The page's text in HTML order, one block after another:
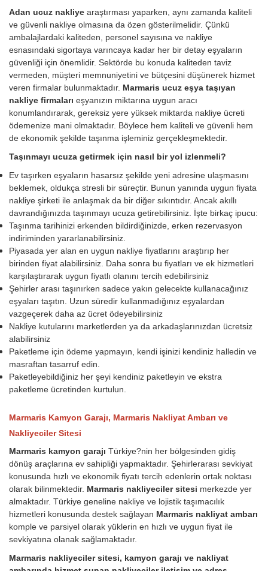
Adan ucuz nakliye araştırması yaparken, aynı zamanda kaliteli
ve güvenli nakliye olmasına da özen gösterilmelidir. Çünkü
ambalajlardaki kaliteden, personel sayısına ve nakliye
esnasındaki sigortaya varıncaya kadar her bir detay eşyaların
güvenliği için önemlidir. Sektörde bu konuda kaliteden taviz
vermeden, müşteri memnuniyetini ve bütçesini düşünerek hizmet
veren firmalar bulunmaktadır. Marmaris ucuz eşya taşıyan
nakliye firmaları eşyanızın miktarına uygun aracı
konumlandırarak, gereksiz yere yüksek miktarda nakliye ücreti
ödemenize mani olmaktadır. Böylece hem kaliteli ve güvenli hem
de ekonomik şekilde taşınma işleminiz gerçekleşmektedir.
Taşınmayı ucuza getirmek için nasıl bir yol izlenmeli?
Ev taşırken eşyaların hasarsız şekilde yeni adresine ulaşmasını
beklemek, oldukça stresli bir süreçtir. Bunun yanında uygun fiyata
nakliye şirketi ile anlaşmak da bir diğer sıkıntıdır. Ancak akıllı
davrandığınızda taşınmayı ucuza getirebilirsiniz. İşte birkaç ipucu:
Taşınma tarihinizi erkenden bildirdiğinizde, erken rezervasyon
indiriminden yararlanabilirsiniz.
Piyasada yer alan en uygun nakliye fiyatlarını araştırıp her
birinden fiyat alabilirsiniz. Daha sonra bu fiyatları ve ek hizmetleri
karşılaştırarak uygun fiyatlı olanını tercih edebilirsiniz
Şehirler arası taşınırken sadece yakın gelecekte kullanacağınız
eşyaları taşıtın. Uzun süredir kullanmadığınız eşyalardan
vazgeçerek daha az ücret ödeyebilirsiniz
Nakliye kutularını marketlerden ya da arkadaşlarınızdan ücretsiz
alabilirsiniz
Paketleme için ödeme yapmayın, kendi işinizi kendiniz halledin ve
masraftan tasarruf edin.
Paketleyebildiğiniz her şeyi kendiniz paketleyin ve ekstra
paketleme ücretinden kurtulun.
Marmaris Kamyon Garajı, Marmaris Nakliyat Ambarı ve
Nakliyeciler Sitesi
Marmaris kamyon garajı Türkiye?nin her bölgesinden gidiş
dönüş araçlarına ev sahipliği yapmaktadır. Şehirlerarası sevkiyat
konusunda hızlı ve ekonomik fiyatı tercih edenlerin ortak noktası
olarak bilinmektedir. Marmaris nakliyeciler sitesi merkezde yer
almaktadır. Türkiye geneline nakliye ve lojistik taşımacılık
hizmetleri konusunda destek sağlayan Marmaris nakliyat ambarı
komple ve parsiyel olarak yüklerin en hızlı ve uygun fiyat ile
sevkiyatına olanak sağlamaktadır.
Marmaris nakliyeciler sitesi, kamyon garajı ve nakliyat